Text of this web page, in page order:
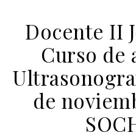
Docente II
Curso de
de